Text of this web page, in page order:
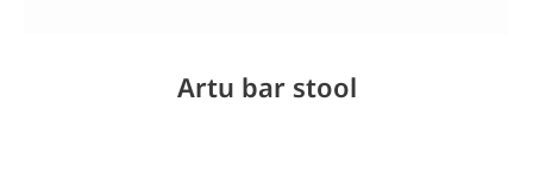
Artu bar stool